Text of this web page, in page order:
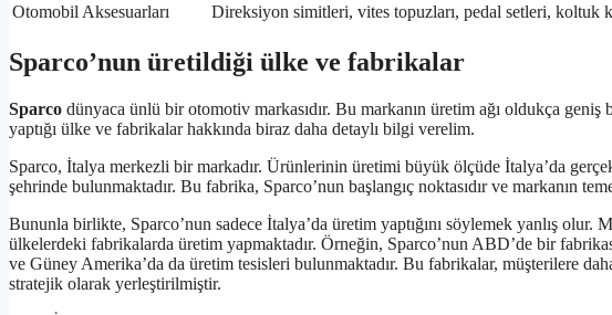
Otomobil Aksesuarları
Direksiyon simitleri, vites topuzları, pedal setleri, koltuk
Sparco’nun üretildiği ülke ve fabrikalar
Sparco dünyaca ünlü bir otomotiv markasıdır. Bu markanın üretim ağı oldukça geniş
yaptığı ülke ve fabrikalar hakkında biraz daha detaylı bilgi verelim.
Sparco, İtalya merkezli bir markadır. Ürünlerinin üretimi büyük ölçüde İtalya’da
şehrinde bulunmaktadır. Bu fabrika, Sparco’nun başlangıç noktasıdır ve markanın
Bununla birlikte, Sparco’nun sadece İtalya’da üretim yaptığını söylemek yanlış olur.
ülkelerdeki fabrikalarda üretim yapmaktadır. Örneğin, Sparco’nun ABD’de bir
ve Güney Amerika’da da üretim tesisleri bulunmaktadır. Bu fabrikalar, müşterilere
stratejik olarak yerleştirilmiştir.